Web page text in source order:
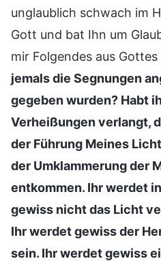
unglaublich schwach im
Gott und bat Ihn um
mir Folgendes aus Gottes
jemals die Segnungen
gegeben wurden? Habt
Verheißungen verlangt,
der Führung Meines
der Umklammerung der
entkommen. Ihr werdet
gewiss nicht das Licht
Ihr werdet gewiss der
sein. Ihr werdet gewiss